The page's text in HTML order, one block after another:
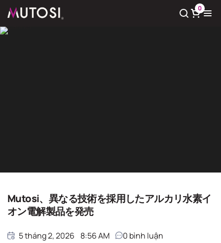
0
Trang chủ Giải pháp nước sạch
Mutosi、異なる技術を採用したアルカリ水素イ
オン電解製品を発売
5 tháng 2, 2026 8:56 AM 0 bình luận